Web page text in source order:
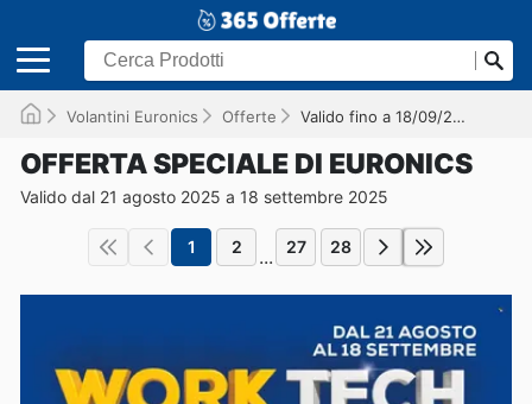
Volantini Euronics Offerte Valido fino a 18/09/2025
OFFERTA SPECIALE DI EURONICS
Valido dal 21 agosto 2025 a 18 settembre 2025
1 2 ... 27 28